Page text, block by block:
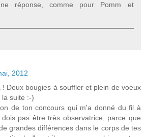
réponse, comme pour Pomm et
2012
! Deux bougies à souffler et plein de voeux
suite :-)
de ton concours qui m'a donné du fil à
pas être très observatrice, parce que
grandes différences dans le corps de tes